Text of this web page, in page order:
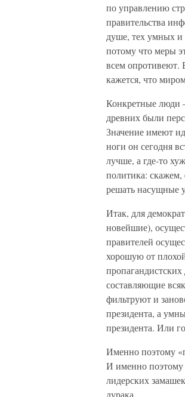
по управлению
правительства
душе, тех умных и
потому что меры
всем опротивеют.
кажется, что
Конкретные люди
древних были
Значение имеют
ноги он сегодня
лучше, а где-то
политика: скажем,
решать насущные
Итак, для
новейшие),
правителей
хорошую от
составляющие
фильтруют и
президента, а
президента. Или
Именно поэтому
И именно поэтому
лидерских
дурака.